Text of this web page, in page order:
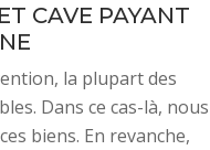
CAVE PAYANT
la plupart des
Dans ce cas-là, nous
biens. En revanche,